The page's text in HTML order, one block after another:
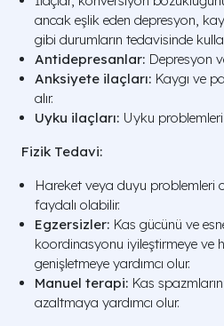
ancak eşlik eden depresyon,
gibi durumların tedavisinde
Antidepresanlar: Depresyon
Anksiyete ilaçları: Kaygı ve
alır.
Uyku ilaçları: Uyku
Fizik Tedavi:
Hareket veya duyu problemleri
faydalı olabilir.
Egzersizler: Kas gücünü ve
koordinasyonu iyileştirmeye ve
genişletmeye yardımcı olur.
Manuel terapi: Kas
azaltmaya yardımcı olur.